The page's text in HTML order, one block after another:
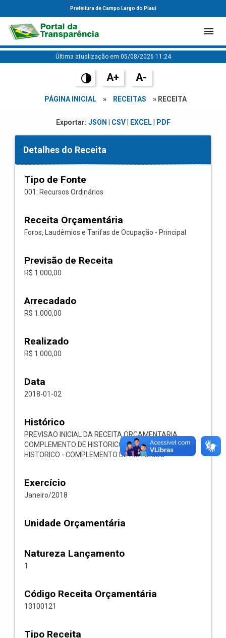
Prefeitura de Campo Largo do Piauí
Última atualização em 05/08/2026 11:24
A+ A-
PÁGINA INICIAL » RECEITAS » RECEITA
Exportar: JSON CSV| EXCEL| PDF
Detalhes do Receita
Tipo de Fonte
001: Recursos Ordinários
Receita Orçamentária
Foros, Laudêmios e Tarifas de Ocupação - Principal
Previsão de Receita
R$ 1.000,00
Arrecadado
R$ 1.000,00
Realizado
R$ 1.000,00
Data
2018-01-02
Histórico
PREVISAO INICIAL DA RECEITA ORCAMENTARIA
COMPLEMENTO DE HISTORICO - COMPLEMENTO DE
HISTORICO - COMPLEMENTO DE HISTORICO
Exercício
Janeiro/2018
Unidade Orçamentária
Natureza Lançamento
1
Código Receita Orçamentária
13100121
Tipo Receita